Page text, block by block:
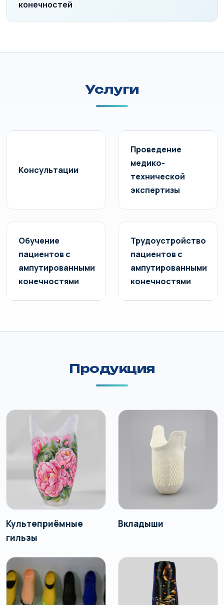
конечностей
Услуги
Консультации
Проведение
медико-
технической
экспертизы
Обучение
пациентов с
ампутированными
конечностями
Трудоустройство
пациентов с
ампутированными
конечностями
Продукция
Культеприёмные
гильзы
Вкладыши